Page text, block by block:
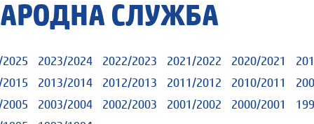
СЛУЖБА
2023/2024 2022/2023 2021/2022 2020/2021
2013/2014 2012/2013 2011/2012 2010/2011
2003/2004 2002/2003 2001/2002 2000/2001